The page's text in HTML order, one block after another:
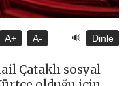
A+ A- 🔊 Dinle
Çataklı sosyal